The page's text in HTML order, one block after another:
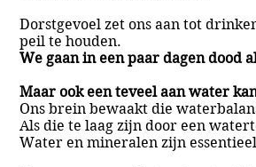
Dorstgevoel zet ons aan tot
peil te houden.
We gaan in een paar dagen dood
Maar ook een teveel aan water
Ons brein bewaakt die
Als die te laag zijn door een
Water en mineralen zijn